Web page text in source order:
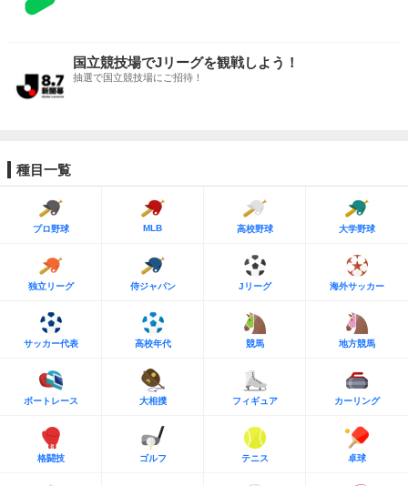
国立競技場でJリーグを観戦しよう！
抽選で国立競技場にご招待！
種目一覧
プロ野球 MLB 高校野球 大学野球
独立リーグ 侍ジャパン Jリーグ 海外サッカー
サッカー代表 高校年代 競馬 地方競馬
ボートレース 大相撲 フィギュア カーリング
格闘技 ゴルフ テニス 卓球